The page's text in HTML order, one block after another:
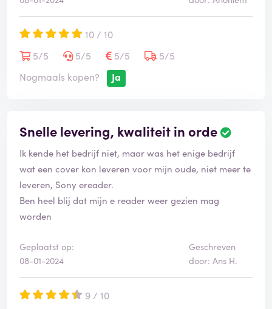
10 / 10
5/5
5/5 5/5
5/5
Nogmaals kopen?
Ja
Snelle levering, kwaliteit in orde
Ik kende het bedrijf niet, maar was het enige bedrijf
wat een cover kon leveren voor mijn oude, niet meer te
leveren, Sony ereader.
Ben heel blij dat mijn e reader weer gezien mag
worden
Geplaatst op:
08-01-2024
Geschreven
door: Ans H.
9 / 10